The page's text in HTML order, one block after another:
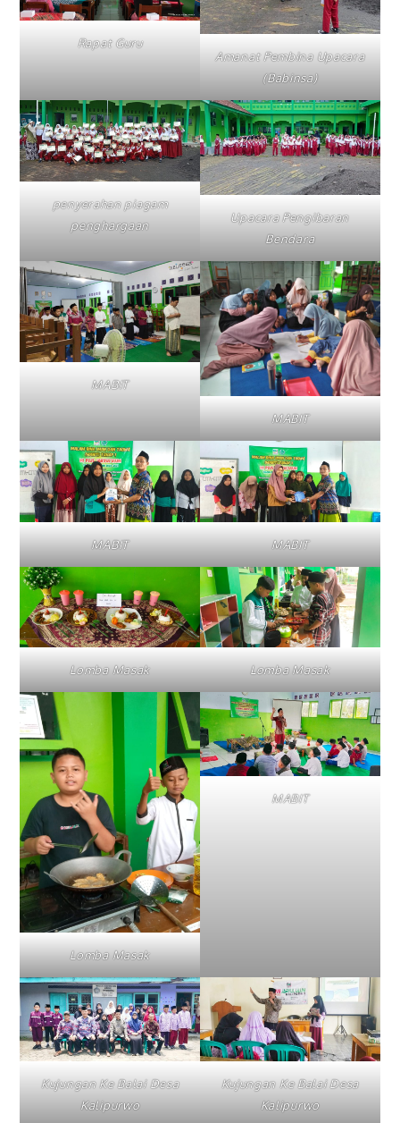
Rapat Guru
Amanat Pembina Upacara
(Babinsa)
penyerahan piagam
penghargaan
Upacara Pengibaran
Bendara
MABIT
MABIT
MABIT MABIT
Lomba Masak Lomba Masak
Lomba Masak
MABIT
Kujungan Ke Balai Desa
Kalipurwo
Kujungan Ke Balai Desa
Kalipurwo